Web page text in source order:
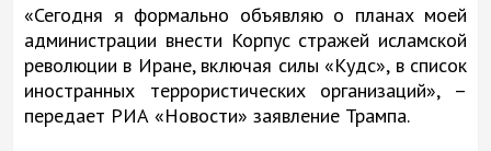
«Сегодня я формально объявляю о планах моей
администрации внести Корпус стражей исламской
революции в Иране, включая силы «Кудс», в список
иностранных террористических организаций», –
передает РИА «Новости» заявление Трампа.